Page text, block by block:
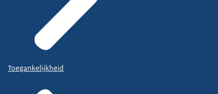
Toegankelijkheid